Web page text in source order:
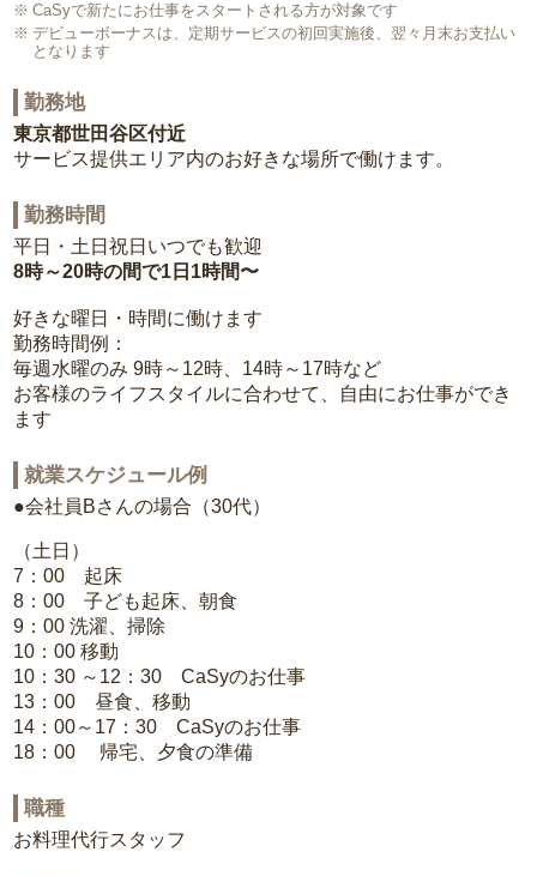
CaSyで新たにお仕事をスタートされる方が対象です
デビューボーナスは、定期サービスの初回実施後、翌々月末お支払い
となります
勤務地
東京都世田谷区付近
サービス提供エリア内のお好きな場所で働けます。
勤務時間
平日・土日祝日いつでも歓迎
8時～20時の間で1日1時間〜
好きな曜日・時間に働けます
勤務時間例：
毎週水曜のみ 9時～12時、14時～17時など
お客様のライフスタイルに合わせて、自由にお仕事ができ
ます
就業スケジュール例
●会社員Bさんの場合（30代）
（土日）
7：00 起床
8：00 子ども起床、朝食
9：00 洗濯、掃除
10：00 移動
10：30 ～12：30 CaSyのお仕事
13：00 昼食、移動
14：00～17：30 CaSyのお仕事
18：00 帰宅、夕食の準備
職種
お料理代行スタッフ